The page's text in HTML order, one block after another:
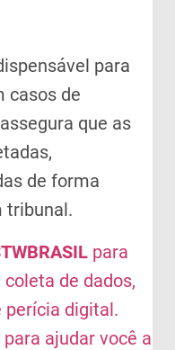
para
casos de
que as
de forma
tribunal.
para
de dados,
perícia digital.
ajudar você a